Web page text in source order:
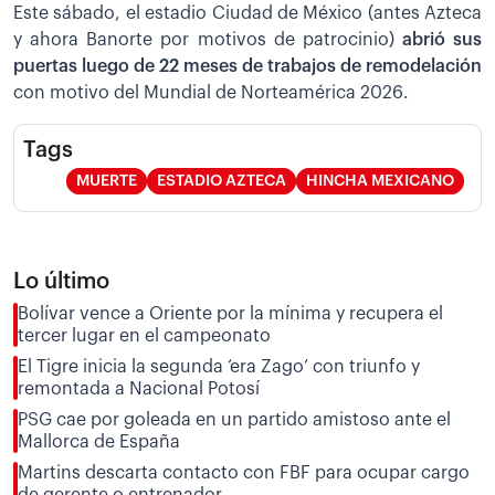
Este sábado, el estadio Ciudad de México (antes Azteca
y ahora Banorte por motivos de patrocinio) abrió sus
puertas luego de 22 meses de trabajos de remodelación
con motivo del Mundial de Norteamérica 2026.
Tags
MUERTE ESTADIO AZTECA HINCHA MEXICANO
Lo último
Bolívar vence a Oriente por la mínima y recupera el
tercer lugar en el campeonato
El Tigre inicia la segunda ‘era Zago’ con triunfo y
remontada a Nacional Potosí
PSG cae por goleada en un partido amistoso ante el
Mallorca de España
Martins descarta contacto con FBF para ocupar cargo